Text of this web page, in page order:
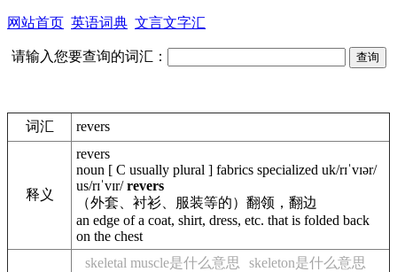
网站首页 英语词典 文言文字汇
请输入您要查询的词汇：
词汇 revers
释义
revers
noun [ C usually plural ] fabrics specialized uk/rɪˈvɪər/
us/rɪˈvɪr/ revers
（外套、衬衫、服装等的）翻领，翻边
an edge of a coat, shirt, dress, etc. that is folded back
on the chest
skeletal muscle是什么意思
skeleton是什么意思